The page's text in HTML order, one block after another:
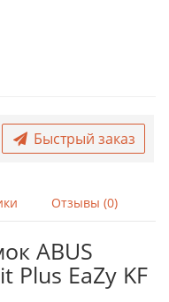
Быстрый заказ
Отзывы (0)
ABUS
Plus EaZy KF